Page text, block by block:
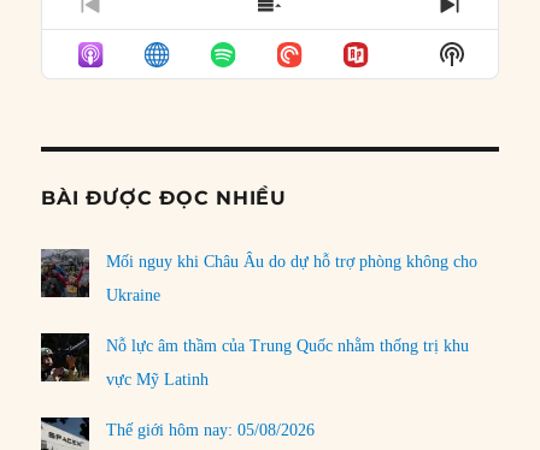
PREVIOUS
EPISODE
SHOW
EPISODES
LIST
NEXT
Show
Podcast
BÀI ĐƯỢC ĐỌC NHIỀU
Mối nguy khi Châu Âu do dự hỗ trợ phòng không cho
Ukraine
Nỗ lực âm thầm của Trung Quốc nhằm thống trị khu
vực Mỹ Latinh
Thế giới hôm nay: 05/08/2026